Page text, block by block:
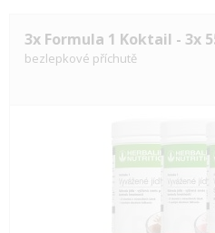
3x Formula 1 Koktail - 3x
bezlepkové příchutě